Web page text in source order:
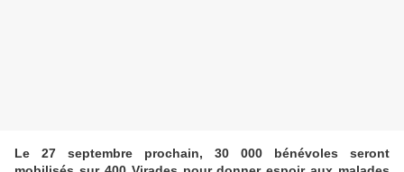
Le 27 septembre prochain, 30 000 bénévoles seront